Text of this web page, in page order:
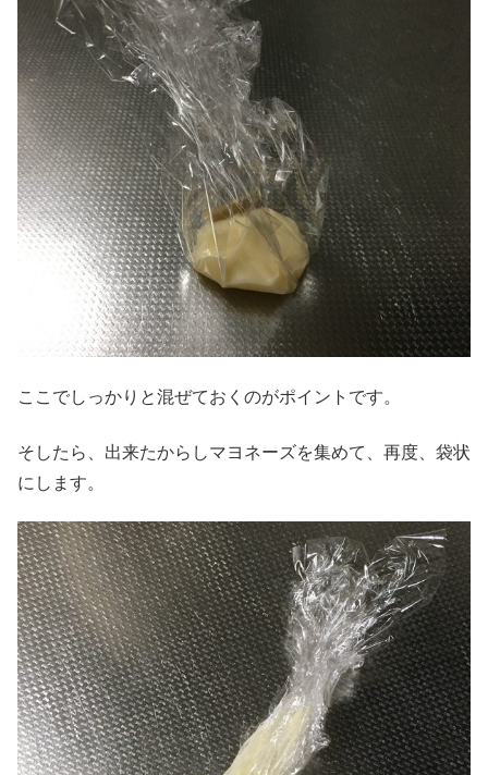
ここでしっかりと混ぜておくのがポイントです。
そしたら、出来たからしマヨネーズを集めて、再度、袋状
にします。